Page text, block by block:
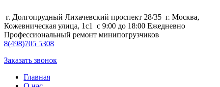
г. Долгопрудный Лихачевский проспект 28/35 г. Москва,
Кожевническая улица, 1с1
с 9:00 до 18:00 Ежедневно
Профессиональный ремонт минипогрузчиков
8(498)705 5308
Заказать звонок
Главная